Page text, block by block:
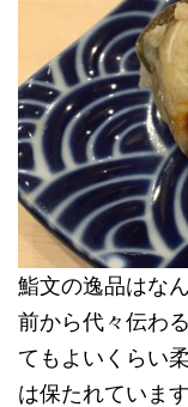
鮨文の逸品はな
前から代々伝わ
てもよいくらい
は保たれています